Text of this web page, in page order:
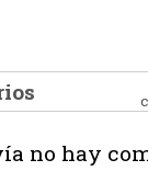
no hay